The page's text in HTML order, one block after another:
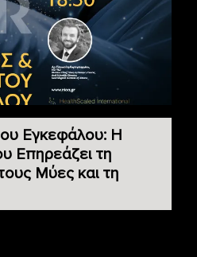
Εγκεφάλου: Η
Επηρεάζει τη
Μύες και τη